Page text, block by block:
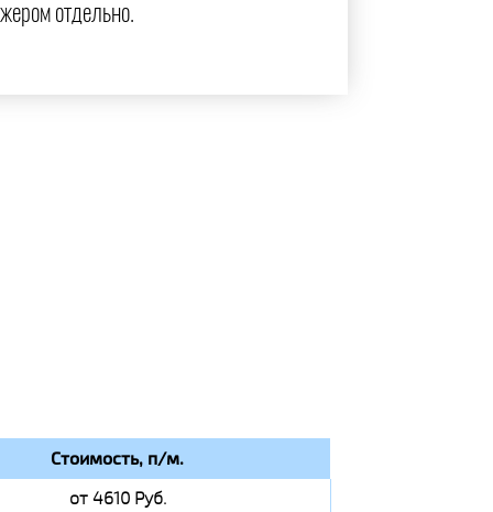
отдельно.
Стоимость, п/м.
от 4610 Руб.